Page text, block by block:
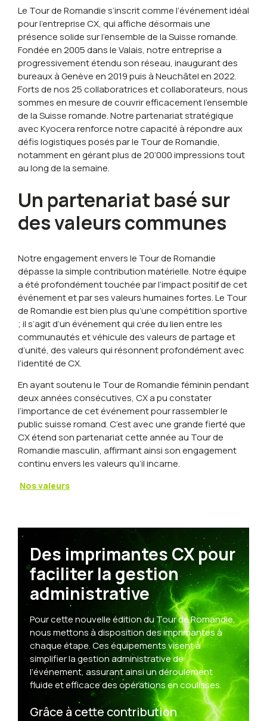
Le Tour de Romandies’inscrit comme l’événement idéal
pour l’entreprise CX, qui affiche désormais une
présence solide sur l’ensemble de la Suisse romande.
Fondée en 2005 dans le Valais, notre entreprise a
progressivement étendu son réseau, inaugurant des
bureaux à Genève en 2019 puis à Neuchâtel en 2022.
Forts de nos 25 collaboratrices et collaborateurs, nous
sommes en mesure de couvrir efficacement l’ensemble
de la Suisse romande. Notre partenariat stratégique
avec Kyocera renforce notre capacité à répondre aux
défis logistiques posés par le Tour de Romandie,
notamment en gérant plus de 20’000 impressions tout
au long de la semaine.
Un partenariat basé sur
des valeurs communes
Notre engagement envers le Tour de Romandie
dépasse la simple contribution matérielle. Notre équipe
a été profondément touchée par l’impact positif de cet
événement et par ses valeurs humaines fortes. Le Tour
de Romandie est bien plus qu’une compétition sportive
; il s’agit d’un événement qui crée du lien entre les
communautés et véhicule des valeurs de partage et
d’unité, des valeurs qui résonnent profondément avec
l’identité de CX.
En ayant soutenu le Tour de Romandie féminin pendant
deux années consécutives, CX a pu constater
l’importance de cet événement pour rassembler le
public suisse romand. C’est avec une grande fierté que
CX étend son partenariat cette année au Tour de
Romandie masculin, affirmant ainsi son engagement
continu envers les valeurs qu’il incarne.
Nos valeurs
Des imprimantes CX pour
faciliter la gestion
administrative
Pour cette nouvelle édition du Tour de Romandie,
nous mettons à disposition des imprimantes à
chaque étape. Ces équipements visent à
simplifier la gestion administrative de
l’événement, assurant ainsi un déroulement
fluide et efficace des opérations en coulisses.
Grâce à cette contribution